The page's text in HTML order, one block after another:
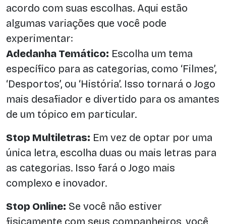
acordo com suas escolhas. Aqui estão
algumas variações que você pode
experimentar:
Adedanha Temático: Escolha um tema
específico para as categorias, como ‘Filmes’,
‘Desportos’, ou ‘História’. Isso tornará o Jogo
mais desafiador e divertido para os amantes
de um tópico em particular.
Stop Multiletras: Em vez de optar por uma
única letra, escolha duas ou mais letras para
as categorias. Isso fará o Jogo mais
complexo e inovador.
Stop Online: Se você não estiver